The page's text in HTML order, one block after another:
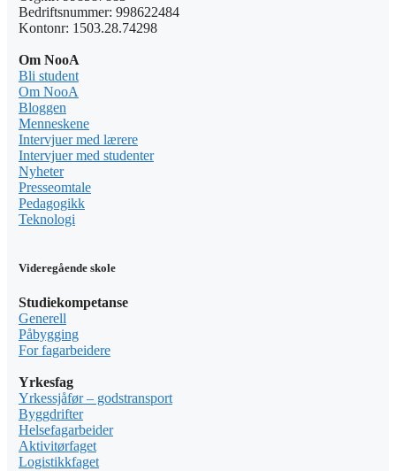
Bedriftsnummer: 998622484
Kontonr: 1503.28.74298
Om NooA
Bli student
Om NooA
Bloggen
Menneskene
Intervjuer med lærere
Intervjuer med studenter
Nyheter
Presseomtale
Pedagogikk
Teknologi
Videregående skole
Studiekompetanse
Generell
Påbygging
For fagarbeidere
Yrkesfag
Yrkessjåfør – godstransport
Byggdrifter
Helsefagarbeider
Aktivitørfaget
Logistikkfaget